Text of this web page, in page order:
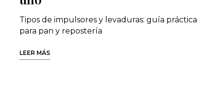
Tipos de impulsores y levaduras: guía práctica
para pan y repostería
LEER MÁS